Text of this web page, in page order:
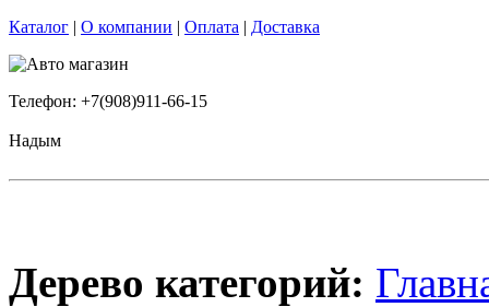
Каталог | О компании | Оплата | Доставка
Телефон: +7(908)911-66-15
Надым
Дерево категорий: